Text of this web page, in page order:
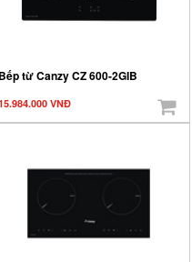
Bếp từ Canzy CZ 600-2GIB
VNĐ